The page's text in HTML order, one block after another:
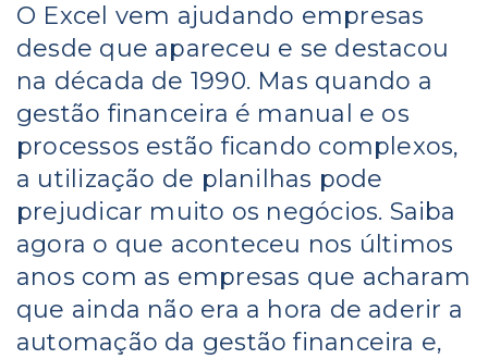
O Excel vem ajudando empresas
desde que apareceu e se destacou
na década de 1990. Mas quando a
gestão financeira é manual e os
processos estão ficando complexos,
a utilização de planilhas pode
prejudicar muito os negócios. Saiba
agora o que aconteceu nos últimos
anos com as empresas que acharam
que ainda não era a hora de aderir a
automação da gestão financeira e,